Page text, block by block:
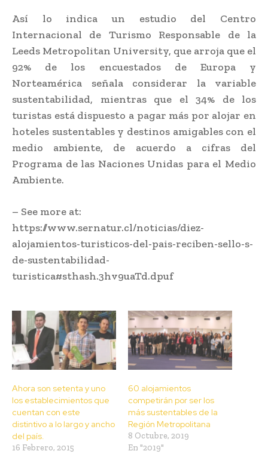
Así lo indica un estudio del Centro
Internacional de Turismo Responsable de la
Leeds Metropolitan University, que arroja que el
92% de los encuestados de Europa y
Norteamérica señala considerar la variable
sustentabilidad, mientras que el 34% de los
turistas está dispuesto a pagar más por alojar en
hoteles sustentables y destinos amigables con el
medio ambiente, de acuerdo a cifras del
Programa de las Naciones Unidas para el Medio
Ambiente.
– See more at:
https://www.sernatur.cl/noticias/diez-
alojamientos-turisticos-del-pais-reciben-sello-s-
de-sustentabilidad-
turistica#sthash.3hv9uaTd.dpuf
Ahora son setenta y uno
los establecimientos que
cuentan con este
distintivo a lo largo y ancho
del país.
16 Febrero, 2015
60 alojamientos
competirán por ser los
más sustentables de la
Región Metropolitana
8 Octubre, 2019
En "2019"